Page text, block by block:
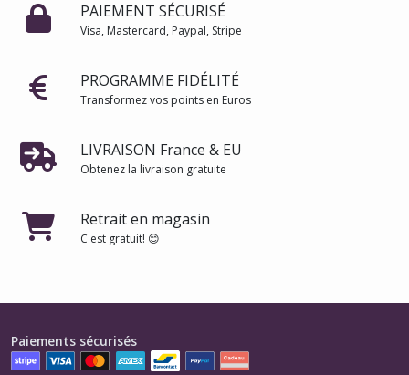
PAIEMENT SÉCURISÉ
Visa, Mastercard, Paypal, Stripe
PROGRAMME FIDÉLITÉ
Transformez vos points en Euros
LIVRAISON France & EU
Obtenez la livraison gratuite
Retrait en magasin
C'est gratuit! 😊
Paiements sécurisés